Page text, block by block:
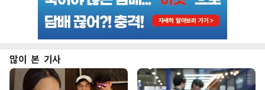
많이 본 기사